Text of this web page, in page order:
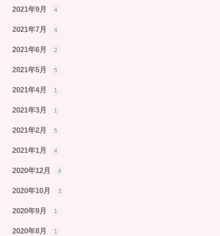
2021年9月 4
2021年7月 4
2021年6月 2
2021年5月 5
2021年4月 1
2021年3月 1
2021年2月 5
2021年1月 4
2020年12月 4
2020年10月 3
2020年9月 1
2020年8月 1